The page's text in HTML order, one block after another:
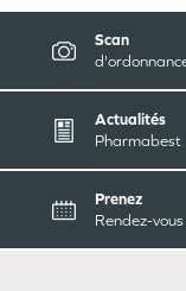
Scan
Actualités
Pharmabest
Prenez
Rendez-vous